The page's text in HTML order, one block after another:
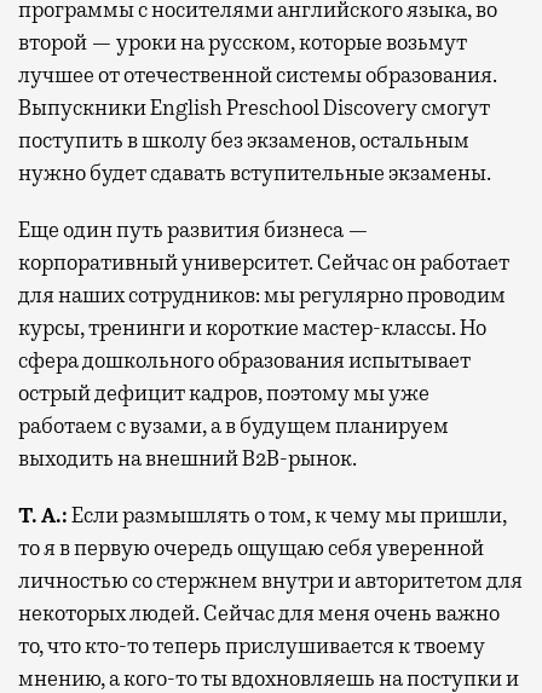
программы с носителями английского языка, во
второй — уроки на русском, которые возьмут
лучшее от отечественной системы образования.
Выпускники English Preschool Discovery смогут
поступить в школу без экзаменов, остальным
нужно будет сдавать вступительные экзамены.
Еще один путь развития бизнеса —
корпоративный университет. Сейчас он работает
для наших сотрудников: мы регулярно проводим
курсы, тренинги и короткие мастер-классы. Но
сфера дошкольного образования испытывает
острый дефицит кадров, поэтому мы уже
работаем с вузами, а в будущем планируем
выходить на внешний B2B-рынок.
Т. А.:Если размышлять о том, к чему мы пришли,
то я в первую очередь ощущаю себя уверенной
личностью со стержнем внутри и авторитетом для
некоторых людей. Сейчас для меня очень важно
то, что кто-то теперь прислушивается к твоему
мнению, а кого-то ты вдохновляешь на поступки и